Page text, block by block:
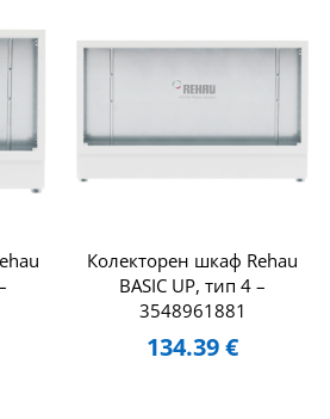
Колекторен шкаф Rehau
BASIC UP, тип 4 –
3548961881
134.39€